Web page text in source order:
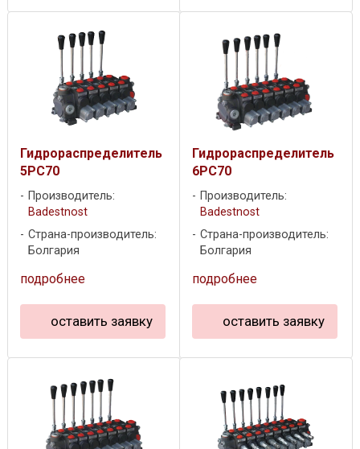
Гидрораспределитель
5PC70
Производитель:
Badestnost
Страна-производитель:
Болгария
подробнее
оставить заявку
Гидрораспределитель
6PC70
Производитель:
Badestnost
Страна-производитель:
Болгария
подробнее
оставить заявку